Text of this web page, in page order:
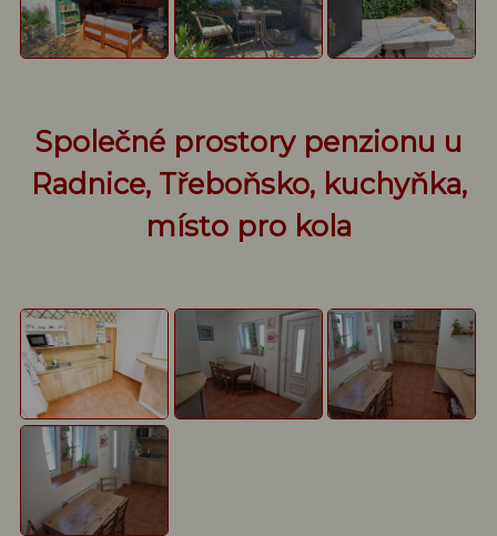
Společné prostory penzionu u
Radnice, Třeboňsko, kuchyňka,
místo pro kola